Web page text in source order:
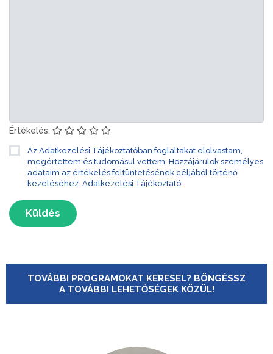
Értékelés:
Az Adatkezelési Tájékoztatóban foglaltakat elolvastam,
megértettem és tudomásul vettem. Hozzájárulok személyes
adataim az értékelés feltüntetésének céljából történő
kezeléséhez. Adatkezelési Tájékoztató
Küldés
TOVÁBBI PROGRAMOKAT KERESEL? BÖNGÉSSZ
A TOVÁBBI LEHETŐSÉGEK KÖZÜL!